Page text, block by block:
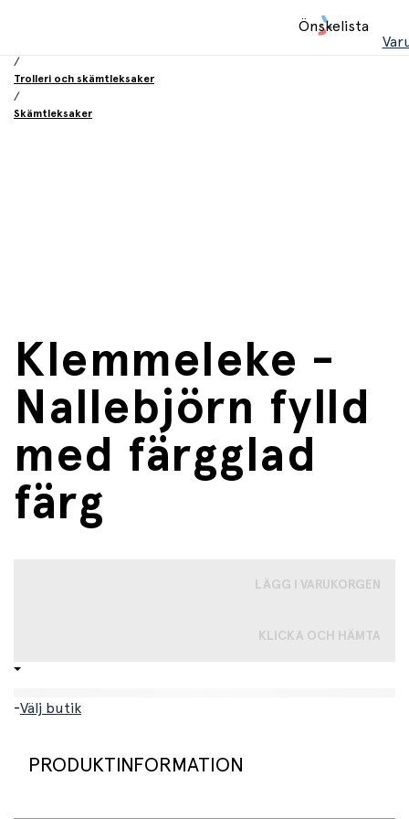
Önskelista
/
Trolleri och skämtleksaker
/
Skämtleksaker
Klemmeleke -
Nallebjörn fylld
med färgglad
färg
LÄGG I VARUKORGEN
KLICKA OCH HÄMTA
-Välj butik
PRODUKTINFORMATION